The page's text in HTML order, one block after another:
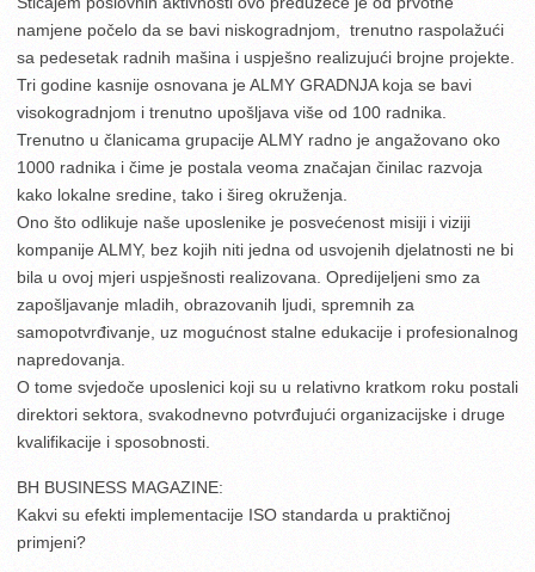
namjene počelo da se bavi niskogradnjom, trenutno raspolažući
sa pedesetak radnih mašina i uspješno realizujući brojne projekte.
Tri godine kasnije osnovana je ALMY GRADNJA koja se bavi
visokogradnjom i trenutno upošljava više od 100 radnika.
Trenutno u članicama grupacije ALMY radno je angažovano oko
1000 radnika i čime je postala veoma značajan činilac razvoja
kako lokalne sredine, tako i šireg okruženja.
Ono što odlikuje naše uposlenike je posvećenost misiji i viziji
kompanije ALMY, bez kojih niti jedna od usvojenih djelatnosti ne bi
bila u ovoj mjeri uspješnosti realizovana. Opredijeljeni smo za
zapošljavanje mladih, obrazovanih ljudi, spremnih za
samopotvrđivanje, uz mogućnost stalne edukacije i profesionalnog
napredovanja.
O tome svjedoče uposlenici koji su u relativno kratkom roku postali
direktori sektora, svakodnevno potvrđujući organizacijske i druge
kvalifikacije i sposobnosti.
BH BUSINESS MAGAZINE:
Kakvi su efekti implementacije ISO standarda u praktičnoj
primjeni?